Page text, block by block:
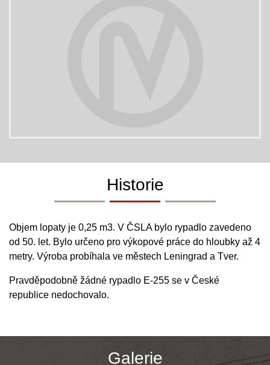
Historie
Objem lopaty je 0,25 m3. V ČSLA bylo rypadlo zavedeno
od 50. let. Bylo určeno pro výkopové práce do hloubky až 4
metry. Výroba probíhala ve městech Leningrad a Tver.
Pravděpodobně žádné rypadlo E-255 se v České
republice nedochovalo.
Galerie